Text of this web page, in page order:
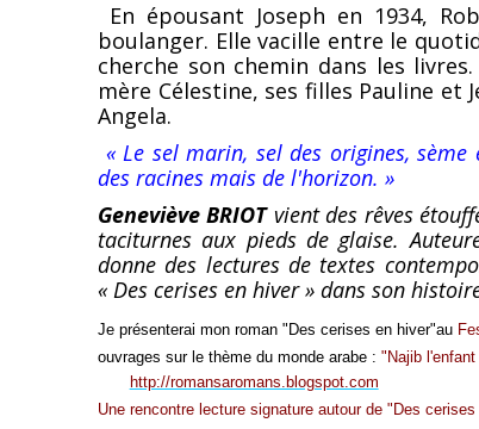
En épousant Joseph en 1934,
boulanger. Elle vacille entre le
cherche son chemin dans les
mère Célestine, ses filles Pauline et
Angela.
« Le sel marin, sel des origines,
des racines mais de l'horizon. »
Geneviève BRIOT vient des rêves
taciturnes aux pieds de glaise.
donne des lectures de textes
« Des cerises en hiver » dans son
Je présenterai mon roman "Des cerises en hiver"au
ouvrages sur le thème du monde arabe : "Najib
http://romansaromans.blogspot.com
Une rencontre lecture signature autour de "Des